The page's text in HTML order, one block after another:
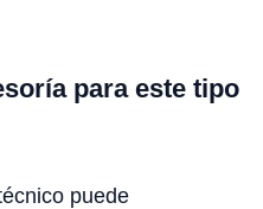
para este tipo
puede